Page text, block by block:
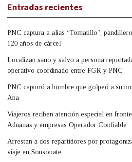
Entradas recientes
PNC captura a alias “Tomatillo”,
120 años de cárcel
Localizan sano y salvo a persona
operativo coordinado entre FGR y PNC
PNC capturó a hombre que golpeó a su
Ana
Viajeros reciben atención especial en
Aduanas y empresas Operador Confiable
Arrestan a dos repartidores por
viaje en Sonsonate